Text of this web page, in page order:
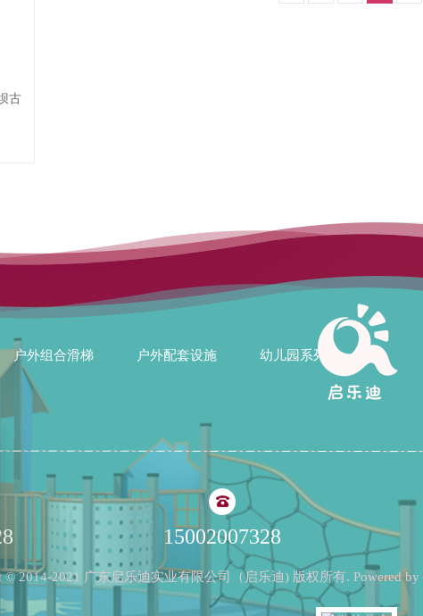
古
户外组合滑梯 户外配套设施 幼儿园系列
15002007328
© 2014-2021 广东启乐迪实业有限公司（启乐迪) 版权所有. Powered by